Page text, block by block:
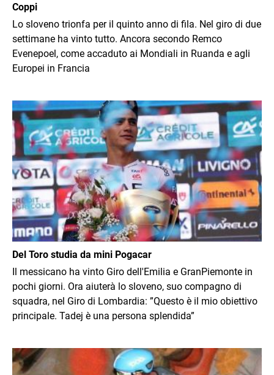
Coppi
Lo sloveno trionfa per il quinto anno di fila. Nel giro di due
settimane ha vinto tutto. Ancora secondo Remco
Evenepoel, come accaduto ai Mondiali in Ruanda e agli
Europei in Francia
Immagine
Del Toro studia da mini Pogacar
Il messicano ha vinto Giro dell'Emilia e GranPiemonte in
pochi giorni. Ora aiuterà lo sloveno, suo compagno di
squadra, nel Giro di Lombardia: ”Questo è il mio obiettivo
principale. Tadej è una persona splendida”
Immagine